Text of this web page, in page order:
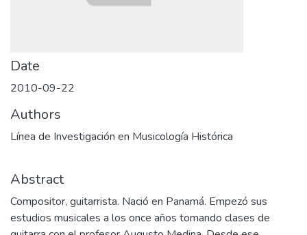
Date
2010-09-22
Authors
Línea de Investigación en Musicología Histórica
Abstract
Compositor, guitarrista. Nació en Panamá. Empezó sus
estudios musicales a los once años tomando clases de